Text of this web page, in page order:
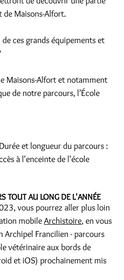
Maisons-Alfort.
ces grands équipements et
Maisons-Alfort et notamment
de notre parcours, l’École
Durée et longueur du parcours :
à l'enceinte de l'école
TOUT AU LONG DE L'ANNÉE
vous pourrez aller plus loin
mobileArchistoire, en vous
Archipel Francilien - parcours
vétérinaire aux bords de
et iOS) prochainement mis